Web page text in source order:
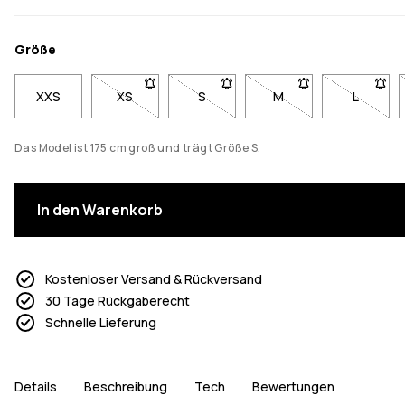
Größe
XXS XS- Größe XS nicht verfügbar. Klicke, um
S- Größe S nicht verfügbar. Klicke,
M- Größe M nicht
L- Größe
Das Model ist 175 cm groß und trägt Größe S.
In den Warenkorb
Kostenloser Versand & Rückversand
30 Tage Rückgaberecht
Schnelle Lieferung
Details Beschreibung Tech Bewertungen